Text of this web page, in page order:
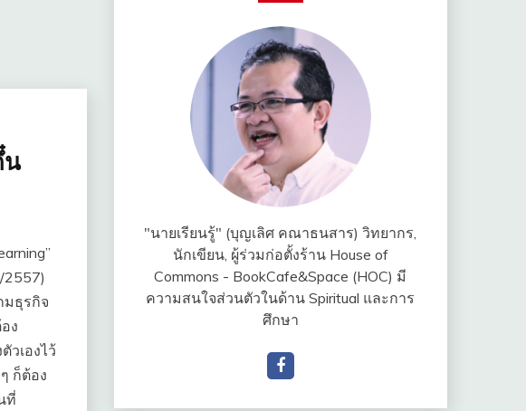
น
มธุรกิจ
ง
เองไว้
ก็ต้อง
ที่
"นายเรียนรู้" (บุญเลิศ คณาธนสาร) วิทยากร,
นักเขียน, ผู้ร่วมก่อตั้งร้าน House of
Commons - BookCafe&Space (HOC) มี
ความสนใจส่วนตัวในด้าน Spiritual และการ
ศึกษา